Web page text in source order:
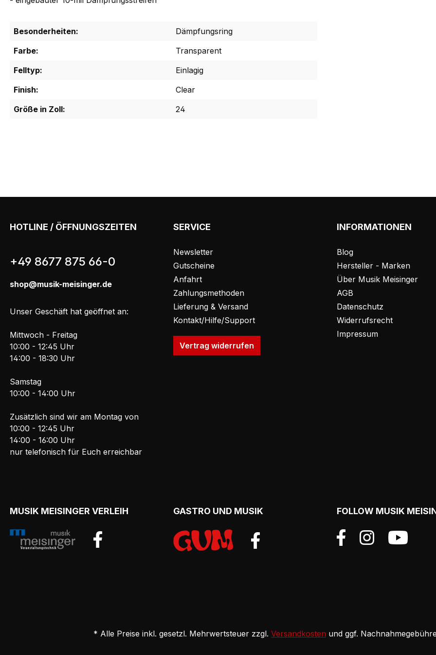
Besonderheiten:
Dämpfungsring
Farbe:
Transparent
Felltyp:
Einlagig
Finish:
Clear
Größe in Zoll:
24
HOTLINE / ÖFFNUNGSZEITEN
+49 8677 875 66-0
shop@musik-meisinger.de
Unser Geschäft hat geöffnet an:
Mittwoch - Freitag
10:00 - 12:45 Uhr
14:00 - 18:30 Uhr
Samstag
10:00 - 14:00 Uhr
Zusätzlich sind wir am Montag von
10:00 - 12:45 Uhr
14:00 - 16:00 Uhr
nur telefonisch für Euch erreichbar
SERVICE
Newsletter
Gutscheine
Anfahrt
Zahlungsmethoden
Lieferung & Versand
Kontakt/Hilfe/Support
Vertrag widerrufen
INFORMATIONEN
Blog
Hersteller - Marken
Über Musik Meisinger
AGB
Datenschutz
Widerrufsrecht
Impressum
MUSIK MEISINGER VERLEIH GASTRO UND MUSIK FOLLOW MUSIK
* Alle Preise inkl. gesetzl. Mehrwertsteuer zzgl. Versandkosten und ggf.